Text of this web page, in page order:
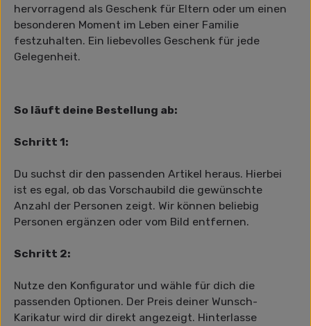
hervorragend als Geschenk für Eltern oder um einen
besonderen Moment im Leben einer Familie
festzuhalten. Ein liebevolles Geschenk für jede
Gelegenheit.
So läuft deine Bestellung ab:
Schritt 1:
Du suchst dir den passenden Artikel heraus. Hierbei
ist es egal, ob das Vorschaubild die gewünschte
Anzahl der Personen zeigt. Wir können beliebig
Personen ergänzen oder vom Bild entfernen.
Schritt 2:
Nutze den Konfigurator und wähle für dich die
passenden Optionen. Der Preis deiner Wunsch-
Karikatur wird dir direkt angezeigt. Hinterlasse